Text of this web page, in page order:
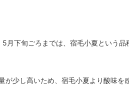
下旬ごろまでは、宿毛小夏という品
が少し高いため、宿毛小夏より酸味を